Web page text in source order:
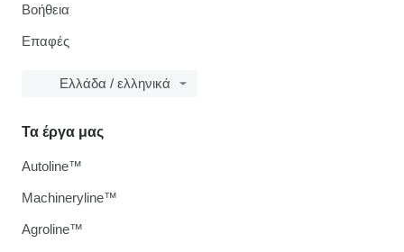
Βοήθεια
Επαφές
Ελλάδα / ελληνικά
Τα έργα μας
Autoline™
Machineryline™
Agroline™